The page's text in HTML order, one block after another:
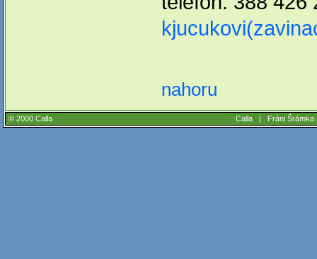
nahoru
© 2000 Calla Calla | Fráni Šrámka